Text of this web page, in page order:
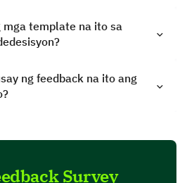
template na ito sa
ng feedback na ito ang
Survey